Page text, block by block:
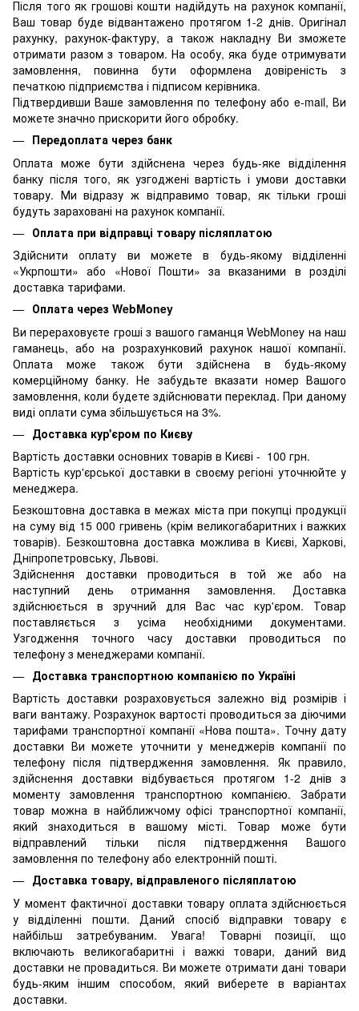
Після того як грошові кошти надійдуть на рахунок компанії,
Ваш товар буде відвантажено протягом 1-2 днів. Оригінал
рахунку, рахунок-фактуру, а також накладну Ви зможете
отримати разом з товаром. На особу, яка буде отримувати
замовлення, повинна бути оформлена довіреність з
печаткою підприємства і підписом керівника.
Підтвердивши Ваше замовлення по телефону або e-mail, Ви
можете значно прискорити його обробку.
Передоплата через банк
Оплата може бути здійснена через будь-яке відділення
банку після того, як узгоджені вартість і умови доставки
товару. Ми відразу ж відправимо товар, як тільки гроші
будуть зараховані на рахунок компанії.
Оплата при відправці товару післяплатою
Здійснити оплату ви можете в будь-якому відділенні
«Укрпошти» або «Нової Пошти» за вказаними в розділі
доставка тарифами.
Оплата через WebMoney
Ви перераховуєте гроші з вашого гаманця WebMoney на наш
гаманець, або на розрахунковий рахунок нашої компанії.
Оплата може також бути здійснена в будь-якому
комерційному банку. Не забудьте вказати номер Вашого
замовлення, коли будете здійснювати переклад. При даному
виді оплати сума збільшується на 3%.
Доставка кур'єром по Києву
Вартість доставки основних товарів в Києві - 100 грн.
Вартість кур'єрської доставки в своєму регіоні уточнюйте у
менеджера.
Безкоштовна доставка в межах міста при покупці продукції
на суму від 15 000 гривень (крім великогабаритних і важких
товарів). Безкоштовна доставка можлива в Києві, Харкові,
Дніпропетровську, Львові.
Здійснення доставки проводиться в той же або на
наступний день отримання замовлення. Доставка
здійснюється в зручний для Вас час кур'єром. Товар
поставляється з усіма необхідними документами.
Узгодження точного часу доставки проводиться по
телефону з менеджерами компанії.
Доставка транспортною компанією по Україні
Вартість доставки розраховується залежно від розмірів і
ваги вантажу. Розрахунок вартості проводиться за діючими
тарифами транспортної компанії «Нова пошта». Точну дату
доставки Ви можете уточнити у менеджерів компанії по
телефону після підтвердження замовлення. Як правило,
здійснення доставки відбувається протягом 1-2 днів з
моменту замовлення транспортною компанією. Забрати
товар можна в найближчому офісі транспортної компанії,
який знаходиться в вашому місті. Товар може бути
відправлений тільки після підтвердження Вашого
замовлення по телефону або електронній пошті.
Доставка товару, відправленого післяплатою
У момент фактичної доставки товару оплата здійснюється
у відділенні пошти. Даний спосіб відправки товару є
найбільш затребуваним. Увага! Товарні позиції, що
включають великогабаритні і важкі товари, даний вид
доставки не провадиться. Ви можете отримати дані товари
будь-яким іншим способом, який виберете в варіантах
доставки.